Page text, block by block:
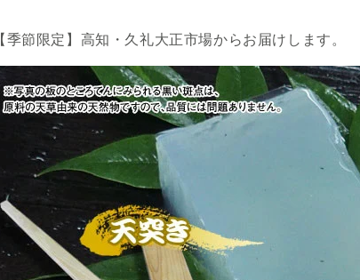
市
場
の
数
量
【季節限定】高知・久礼大正市場からお届けします。